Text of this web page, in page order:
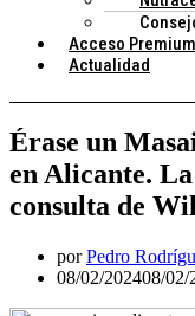
Acceso Premium
Actualidad
Érase un
en Alicante.
consulta de
porPedro
08/02/202408/02/